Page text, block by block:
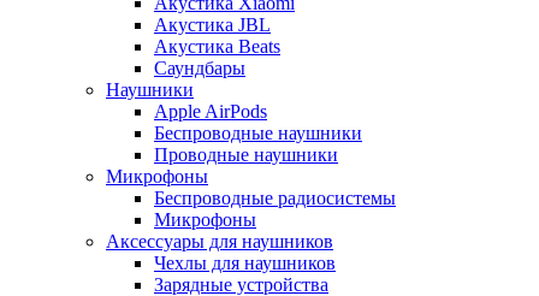
Акустика JBL
Акустика Beats
Саундбары
Наушники
Apple AirPods
Беспроводные наушники
Проводные наушники
Микрофоны
Беспроводные радиосистемы
Микрофоны
Аксессуары для наушников
Чехлы для наушников
Зарядные устройства